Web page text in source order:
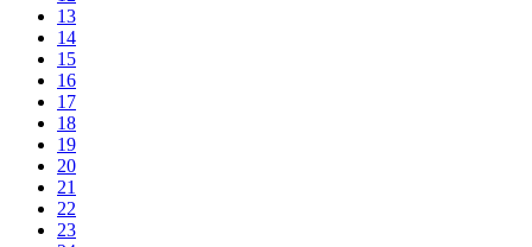
13
14
15
16
17
18
19
20
21
22
23